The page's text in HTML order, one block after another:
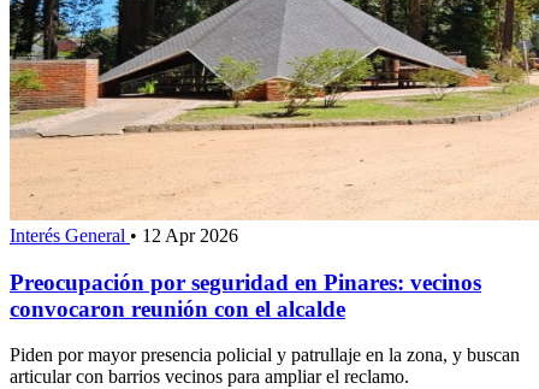
Interés General • 12 Apr 2026
Preocupación por seguridad en Pinares: vecinos
convocaron reunión con el alcalde
Piden por mayor presencia policial y patrullaje en la zona, y buscan
articular con barrios vecinos para ampliar el reclamo.